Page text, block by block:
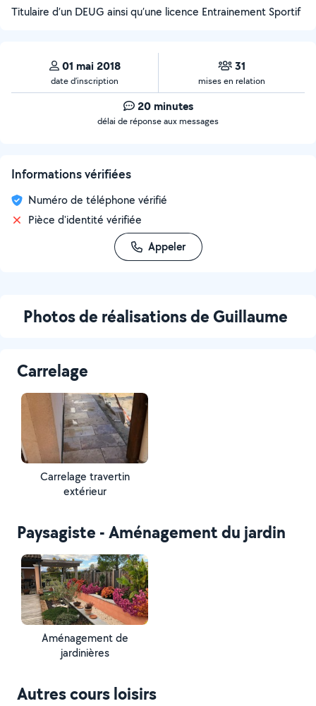
Titulaire d’un DEUG ainsi qu’une licence Entrainement Sportif
01 mai 2018
date d’inscription
31
mises en relation
20 minutes
délai de réponse aux messages
Informations vérifiées
Numéro de téléphone vérifié
Pièce d'identité vérifiée
Appeler
Photos de réalisations de Guillaume
Carrelage
Carrelage travertin
extérieur
Paysagiste - Aménagement du jardin
Aménagement de
jardinières
Autres cours loisirs